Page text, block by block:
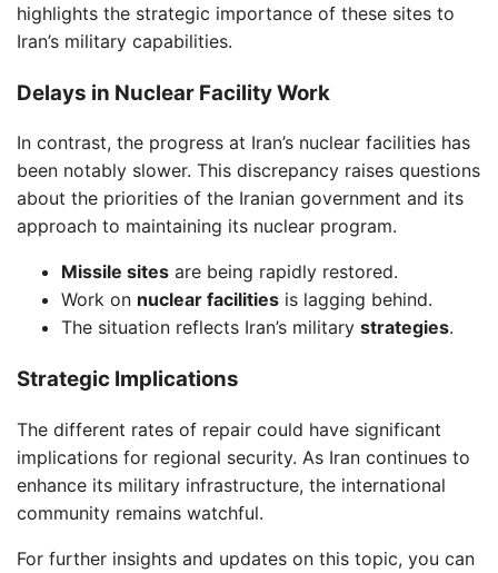
highlights the strategic importance of these sites to
Iran’s military capabilities.
Delays in Nuclear Facility Work
In contrast, the progress at Iran’s nuclear facilities has
been notably slower. This discrepancy raises questions
about the priorities of the Iranian government and its
approach to maintaining its nuclear program.
Missile sites are being rapidly restored.
Work on nuclear facilities is lagging behind.
The situation reflects Iran’s military strategies.
Strategic Implications
The different rates of repair could have significant
implications for regional security. As Iran continues to
enhance its military infrastructure, the international
community remains watchful.
For further insights and updates on this topic, you can